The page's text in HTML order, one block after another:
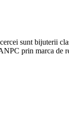
sunt bijuterii
prin marca de